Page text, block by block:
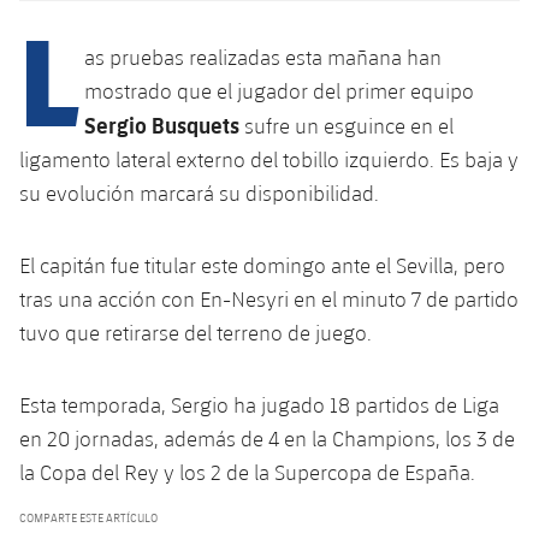
plusicon
más
Instalaciones
Spotify Camp Nou
Palau Blaugrana
Estadi Johan Cruyff
Barça Cafe
Ciutat Esportiva
plusicon
más
Servicios
SUB12
SUB11 A
SUB10 A
SUB10 B
SUB9 A
SUB9 B
SUB8 A
SUB13 B
SUB12 C
SUB11 C
Entradas
Gameday Shows
Resultados
Jugadores
Historia
Palmarés
Barça Atlètic
Junior
Cadete A
Infantil A
Mini
PLUSICON
MÁS
Primer Equipo
plusicon
más
Actualidad
Calendario
Entradas
Clasificaciones
Barça Atlètic
Actualidad
Calendario
Clasificaciones
Jugadores
Base
Actualidad
Juvenil
Cadete A
Cadete B
Primer equipo
plusicon
más
Actualidad
Calendario
Barça Atlètic
plusicon
más
L as pruebas realizadas esta mañana han
mostrado que el jugador del primer equipo
Sergio Busquets sufre un esguince en el
ligamento lateral externo del tobillo izquierdo. Es baja y
su evolución marcará su disponibilidad.
El capitán fue titular este domingo ante el Sevilla, pero
tras una acción con En-Nesyri en el minuto 7 de partido
tuvo que retirarse del terreno de juego.
Esta temporada, Sergio ha jugado 18 partidos de Liga
en 20 jornadas, además de 4 en la Champions, los 3 de
la Copa del Rey y los 2 de la Supercopa de España.
COMPARTE ESTE ARTÍCULO